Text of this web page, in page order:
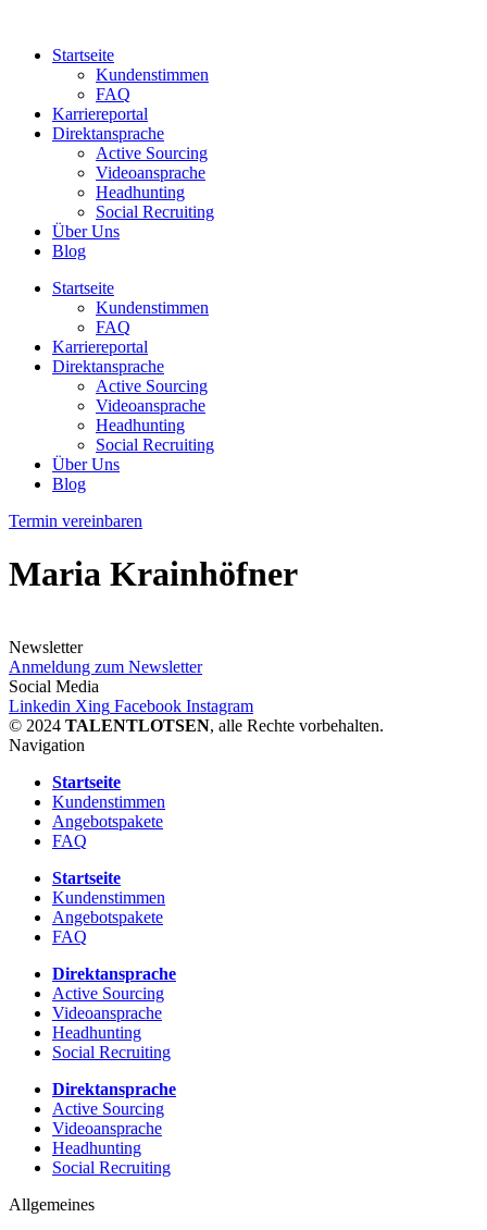
springenStartseite
Kundenstimmen
FAQ
Karriereportal
Direktansprache
Active Sourcing
Videoansprache
Headhunting
Social Recruiting
Über Uns
Blog
Startseite
Kundenstimmen
FAQ
Karriereportal
Direktansprache
Active Sourcing
Videoansprache
Headhunting
Social Recruiting
Über Uns
Blog
Termin vereinbaren
Maria Krainhöfner
Newsletter
Anmeldung zum Newsletter
Social Media
Linkedin Xing Facebook Instagram
© 2024 TALENTLOTSEN, alle Rechte vorbehalten.
Navigation
Startseite
Kundenstimmen
Angebotspakete
FAQ
Startseite
Kundenstimmen
Angebotspakete
FAQ
Direktansprache
Active Sourcing
Videoansprache
Headhunting
Social Recruiting
Direktansprache
Active Sourcing
Videoansprache
Headhunting
Social Recruiting
Allgemeines